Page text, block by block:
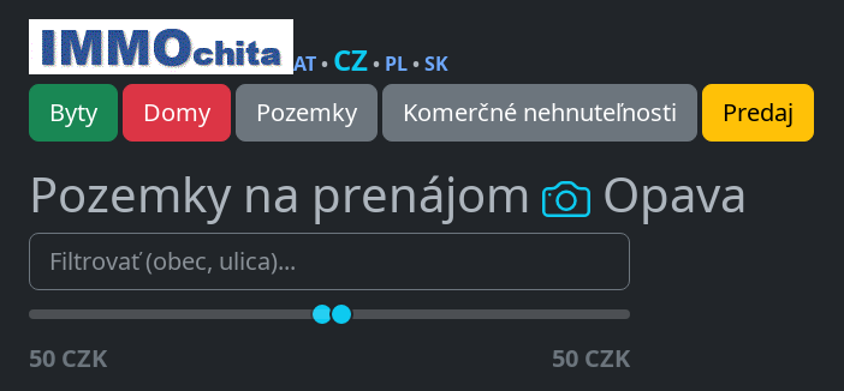
AT• CZ• PL•SK
Byty Domy Pozemky Komerčné nehnuteľnosti Predaj
Pozemky na prenájom Opava
50 CZK 50 CZK